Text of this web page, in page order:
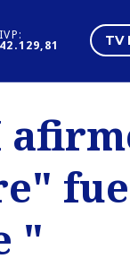
IVP:
42.129,81 TV
Negocios
Pura Mujer
"